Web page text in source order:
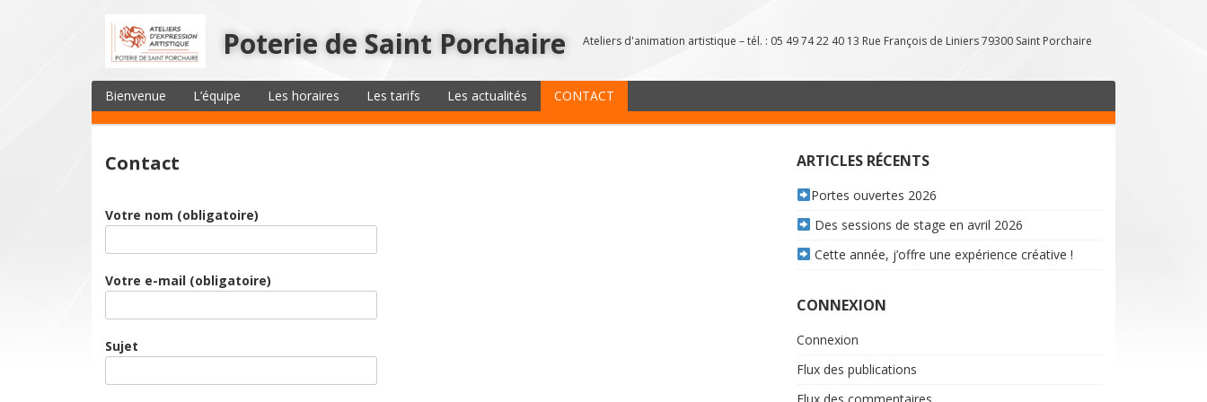
Poterie de Saint Porchaire Ateliers d'animation artistique – tél. : 05 49 74 22 40 13 Rue François de Liniers 79300 Saint Porchaire
Bienvenue L’équipe Les horaires Les tarifs Les actualités CONTACT
Contact
Votre nom (obligatoire)
Votre e-mail (obligatoire)
Sujet
ARTICLES RÉCENTS
Portes ouvertes 2026
Des sessions de stage en avril 2026
Cette année, j’offre une expérience créative !
CONNEXION
Connexion
Flux des publications